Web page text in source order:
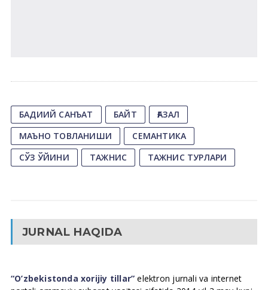
БАДИИЙ САНЪАТ БАЙТ
ҒАЗАЛ
МАЪНО ТОВЛАНИШИ
СЕМАНТИКА
СЎЗ ЎЙИНИ
ТАЖНИС ТАЖНИС ТУРЛАРИ
JURNAL HAQIDA
“O’zbekistonda xorijiy tillar” elektron jurnali va internet